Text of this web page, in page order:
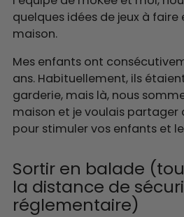
quelques idées de jeux à
maison.
Mes enfants ont
ans. Habituellement, ils
garderie, mais là, nous
maison et je voulais partager
pour stimuler vos enfants et
Sortir en balade
la distance de
réglementaire)